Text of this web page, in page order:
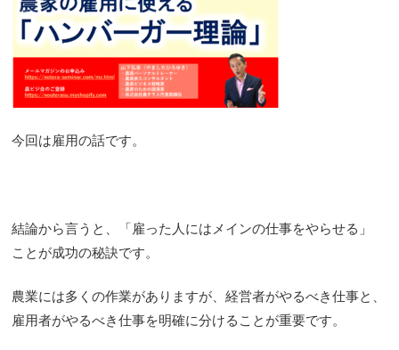
今回は雇用の話です。
結論から言うと、「雇った人にはメインの仕事をやらせる」
ことが成功の秘訣です。
農業には多くの作業がありますが、経営者がやるべき仕事と、
雇用者がやるべき仕事を明確に分けることが重要です。